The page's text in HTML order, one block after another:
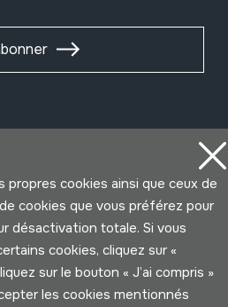
Politique de Privacité
politique
cookies ainsi que ceux de
cookies que vous préférez pour
désactivation totale. Si vous
cookies, cliquez sur «
sur le bouton « J’ai compris »
les cookies mentionnés